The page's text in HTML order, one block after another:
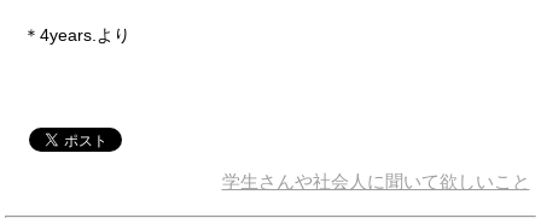
＊4years.より
学生さんや社会人に聞いて欲しいこと